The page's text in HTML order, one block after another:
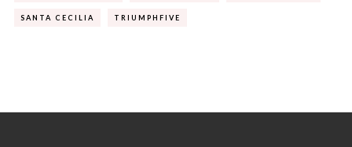
SANTA CECILIA TRIUMPHFIVE